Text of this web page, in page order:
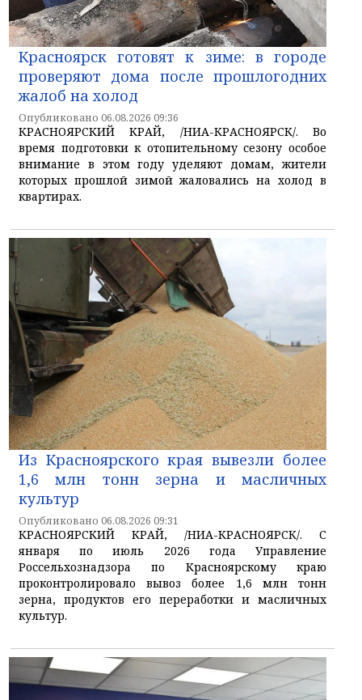
Красноярск готовят к зиме: в городе
проверяют дома после прошлогодних
жалоб на холод
Опубликовано 06.08.2026 09:36
КРАСНОЯРСКИЙ КРАЙ, /НИА-КРАСНОЯРСК/. Во
время подготовки к отопительному сезону особое
внимание в этом году уделяют домам, жители
которых прошлой зимой жаловались на холод в
квартирах.
Из Красноярского края вывезли более
1,6 млн тонн зерна и масличных
культур
Опубликовано 06.08.2026 09:31
КРАСНОЯРСКИЙ КРАЙ, /НИА-КРАСНОЯРСК/. С
января по июль 2026 года Управление
Россельхознадзора по Красноярскому краю
проконтролировало вывоз более 1,6 млн тонн
зерна, продуктов его переработки и масличных
культур.